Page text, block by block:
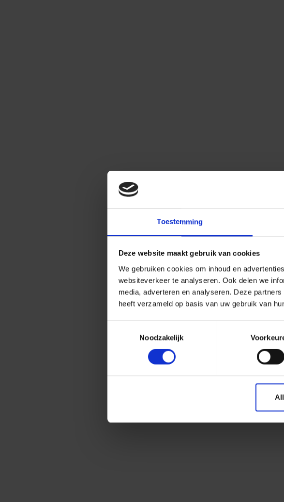
Toestemming
Deze website maakt gebruik van cookies
We gebruiken cookies om inhoud en
websiteverkeer te analyseren. Ook delen we
media, adverteren en analyseren. Deze
heeft verzameld op basis van uw gebruik van
Noodzakelijk